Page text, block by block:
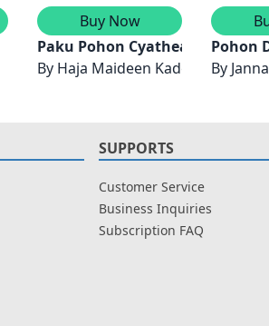
Buy Now
Paku Pohon Cyatheaceae
By Haja Maideen Kader
Pohon
By
SUPPORTS
Customer Service
Business Inquiries
Subscription FAQ